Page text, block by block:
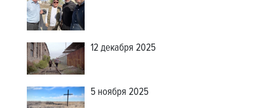
12 декабря 2025
5 ноября 2025